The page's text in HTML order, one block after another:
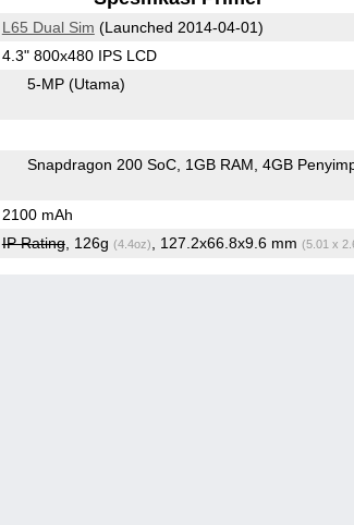
L65 Dual Sim (Launched 2014-04-01)
4.3" 800x480 IPS LCD
5-MP (Utama)
Snapdragon 200 SoC 1GB RAM 4GB
2100 mAh
IP Rating, 126g (4.4oz) , 127.2x66.8x9.6 mm (5.01 x